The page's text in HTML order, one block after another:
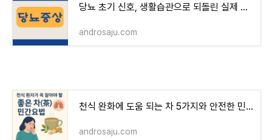
당뇨 초기 신호, 생활습관으로 되돌린 실제 변화
androsaju.com
천식 완화에 도움 되는 차 5가지와 안전한 민간요법 가이드
androsaju.com